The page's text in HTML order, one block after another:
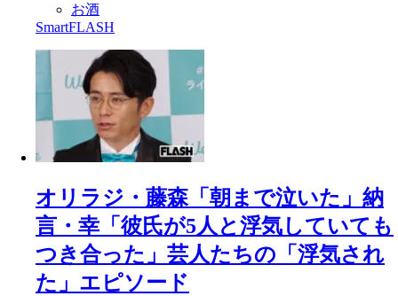
お酒
SmartFLASH
オリラジ・藤森「朝まで泣いた」納
言・幸「彼氏が5人と浮気していても
つき合った」芸人たちの「浮気され
た」エピソード